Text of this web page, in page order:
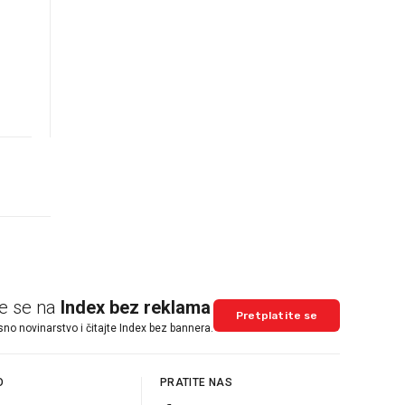
se na Index bez reklama
novinarstvo i čitajte Index bez bannera.
Pretplatite se
PRATITE NAS